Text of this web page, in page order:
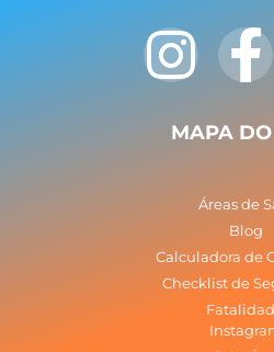
I
n
s
a
g
F
a
c
MAPA DO
Áreas de
Blog
Calculadora de
Checklist de